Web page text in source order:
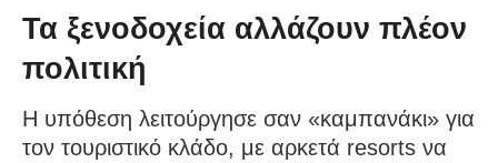
Τα ξενοδοχεία αλλάζουν πλέον
πολιτική
Η υπόθεση λειτούργησε σαν «καμπανάκι» για
τον τουριστικό κλάδο, με αρκετά resorts να